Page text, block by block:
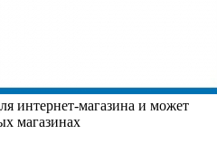
интернет-магазина и может
магазинах